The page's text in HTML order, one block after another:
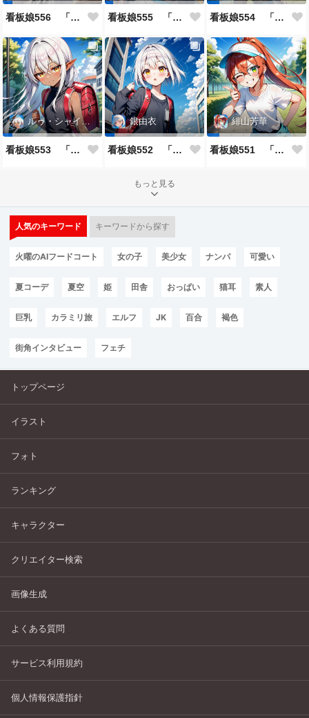
看板娘556 「久慈透のよもやま話」 看板娘555 「帰還、そして目覚め。」 看板娘554 「竹田アニーのよもやま話」
ルゥ・シャイニー
看板娘553 「ルゥ・シャイニーのよもやま話」
銀由衣
看板娘552 「銀由衣」
緋山芳華
看板娘551 「緋山芳華のよもやま話」
もっと見る
人気のキーワード キーワードから探す
火曜のAIフードコート 女の子 美少女 ナンパ 可愛い
夏コーデ 夏空 姫 田舎 おっぱい 猫耳 素人
巨乳 カラミリ旅 エルフ JK 百合 褐色
街角インタビュー フェチ
トップページ
イラスト
フォト
ランキング
キャラクター
クリエイター検索
画像生成
よくある質問
サービス利用規約
個人情報保護指針